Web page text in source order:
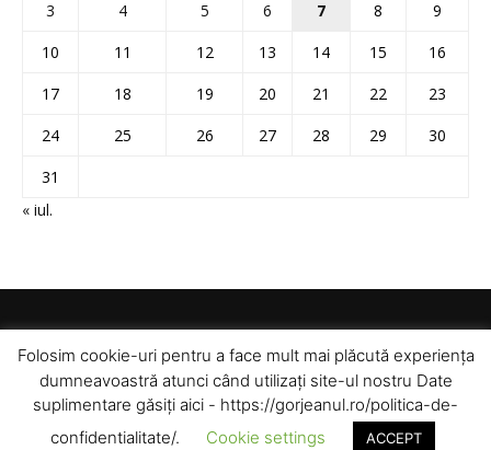
3
4 5 6 7 8
9
10
11 12 13 14 15
16
17
18 19 20 21 22
23
24
25 26 27 28 29
30
31
« iul.
Folosim cookie-uri pentru a face mult mai plăcută experiența
dumneavoastră atunci când utilizați site-ul nostru Date
suplimentare găsiți aici - https://gorjeanul.ro/politica-de-
confidentialitate/.
Cookie settings ACCEPT